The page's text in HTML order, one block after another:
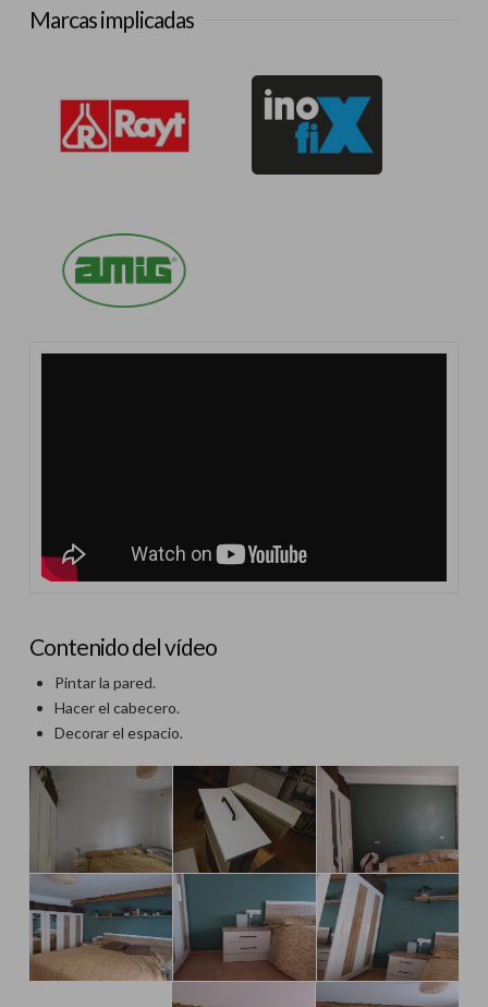
Marcas implicadas
Contenido del vídeo
Pintar la pared.
Hacer el cabecero.
Decorar el espacio.